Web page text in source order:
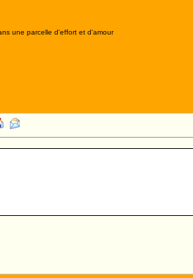
une parcelle d'effort et d'amour